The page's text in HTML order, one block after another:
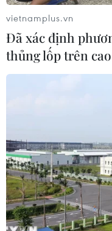
vietnamplus.vn
Đã xác định
thủng lốp trên